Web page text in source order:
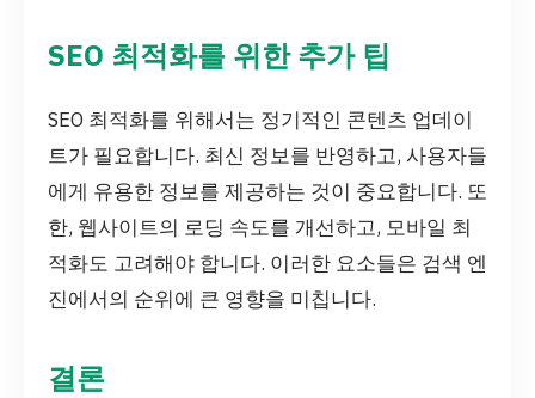
SEO 최적화를 위한 추가 팁
SEO 최적화를 위해서는 정기적인 콘텐츠 업데이
트가 필요합니다. 최신 정보를 반영하고, 사용자들
에게 유용한 정보를 제공하는 것이 중요합니다. 또
한, 웹사이트의 로딩 속도를 개선하고, 모바일 최
적화도 고려해야 합니다. 이러한 요소들은 검색 엔
진에서의 순위에 큰 영향을 미칩니다.
결론